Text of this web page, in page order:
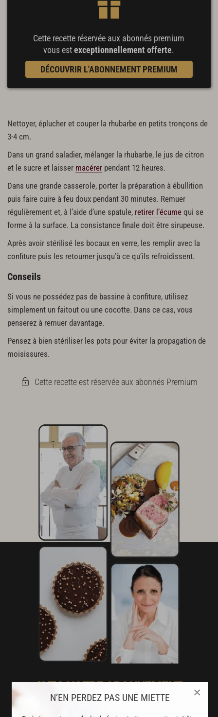
N’EN PERDEZ PAS UNE MIETTE ×
Cette recette réservée aux abonnés premium
vous estexceptionnellement offerte.
DÉCOUVRIR L'ABONNEMENT PREMIUM
Nettoyer, éplucher et couper la rhubarbe en petits tronçons de
3-4 cm.
Dans un grand saladier, mélanger la rhubarbe, le jus de citron
et le sucre et laisser macérer pendant 12 heures.
Dans une grande casserole, porter la préparation à ébullition
puis faire cuire à feu doux pendant 30 minutes. Remuer
régulièrement et, à l’aide d’une spatule, retirer l’écume qui se
forme à la surface. La consistance finale doit être sirupeuse.
Après avoir stérilisé les bocaux en verre, les remplir avec la
confiture puis les retourner jusqu’à ce qu’ils refroidissent.
Conseils
Si vous ne possédez pas de bassine à confiture, utilisez
simplement un faitout ou une cocotte. Dans ce cas, vous
penserez à remuer davantage.
Pensez à bien stériliser les pots pour éviter la propagation de
moisissures.
Cette recette est réservée aux abonnés Premium
AVEC VOTRE ABONNEMENT
PREMIUM